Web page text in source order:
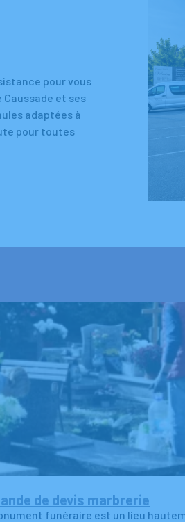
pour vous
Caussade et ses
adaptées à
pour toutes
de devis marbrerie
funéraire est un lieu